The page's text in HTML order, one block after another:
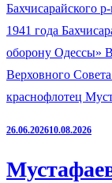
Бахчисарайского
1941 года
оборону Одессы»
Верховного
краснофлотец
26.06.202610.08.2026